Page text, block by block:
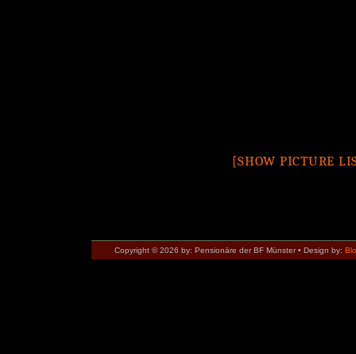
[SHOW PICTURE
Copyright © 2026 by: Pensionäre der BF Münster • Design by: